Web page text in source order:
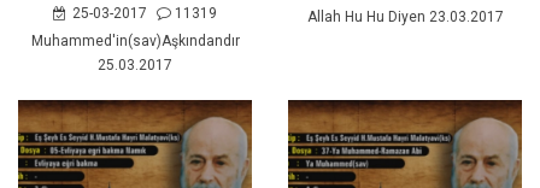
25-03-2017
11319
Muhammed'in(sav)Aşkındandır
25.03.2017
Allah Hu Hu Diyen 23.03.2017